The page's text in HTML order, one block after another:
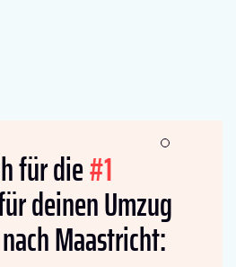
für die#1
deinen Umzug
Maastricht: